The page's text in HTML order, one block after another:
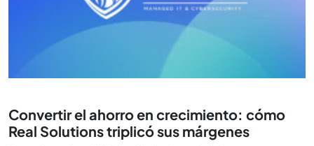
Convertir el ahorro en crecimiento: cómo
Real Solutions triplicó sus márgenes